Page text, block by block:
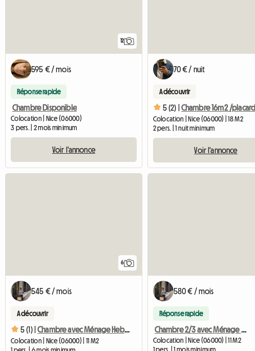
12
595 € / mois
Réponse rapide
Chambre Disponible
Colocation | Nice (06000)
3 pers. | 2 mois minimum
Voir l'annonce
70 € / nuit
A découvrir
5 (2) |
Colocation | Nice (06000) | 18 M2
2 pers. | 1 nuit minimum
Voir l'annonce
6
545 € / mois
A découvrir
5 (1) | Chambre avec Ménage Hebdomadaire dans F4 plein centre
Colocation | Nice (06000) | 11 M2
580 € / mois
Réponse rapide
Chambre 2/3 avec Ménage Hebdomadaire dans F4 plein centre
Colocation | Nice (06000) | 11 M2
1 pers. | 1 mois minimum